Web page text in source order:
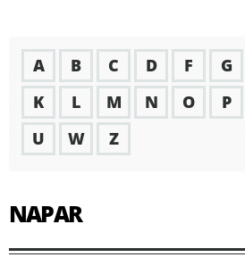
A B C D F G
K
L M N O P
U
W Z
NAPAR